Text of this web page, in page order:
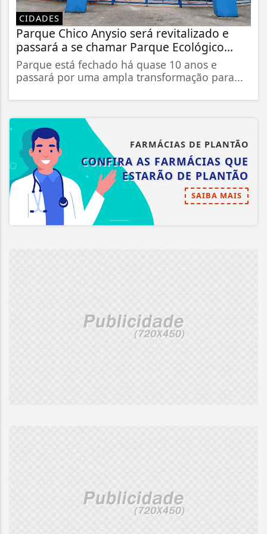
CIDADES
Parque Chico Anysio será revitalizado e
passará a se chamar Parque Ecológico...
Parque está fechado há quase 10 anos e
passará por uma ampla transformação para...
FARMÁCIAS DE PLANTÃO
CONFIRA AS FARMÁCIAS QUE
ESTARÃO DE PLANTÃO
SAIBA MAIS